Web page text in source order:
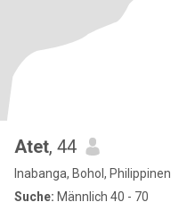
Atet, 44
Inabanga, Bohol, Philippinen
Suche: Männlich 40 - 70